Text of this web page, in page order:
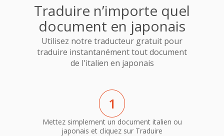
Traduire n’importe quel
document en japonais
Utilisez notre traducteur gratuit pour
traduire instantanément tout document
de l'italien en japonais
1
Mettez simplement un document italien ou
japonais et cliquez sur Traduire